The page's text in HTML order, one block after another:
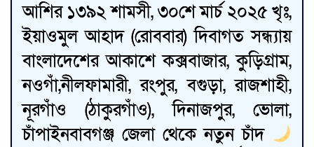
আশির ১৩৯২ শামসী, ৩০শে মার্চ ২০২৫ খৃঃ,
ইয়াওমুল আহাদ (রোববার) দিবাগত সন্ধ্যায়
বাংলাদেশের আকাশে কক্সবাজার, কুড়িগ্রাম,
নওগাঁ,নীলফামারী, রংপুর, বগুড়া, রাজশাহী,
নূরগাঁও (ঠাকুরগাঁও), দিনাজপুর, ভোলা,
চাঁপাইনবাবগঞ্জ জেলা থেকে নতুন চাঁদ